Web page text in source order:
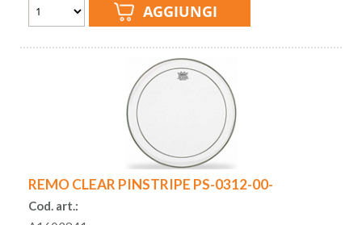
REMO CLEAR PINSTRIPE PS-0312-00-
Cod. art.: